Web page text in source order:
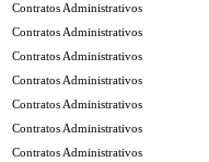
Contratos Administrativos
Contratos Administrativos
Contratos Administrativos
Contratos Administrativos
Contratos Administrativos
Contratos Administrativos
Contratos Administrativos